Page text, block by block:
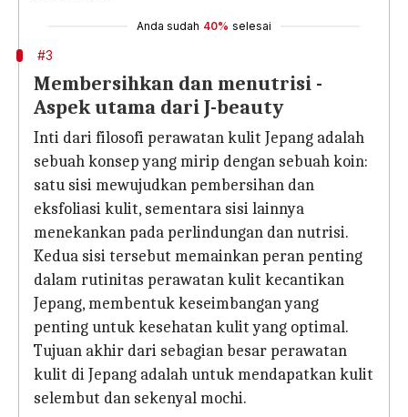
Anda sudah 40% selesai
#3
Membersihkan dan menutrisi -
Aspek utama dari J-beauty
Inti dari filosofi perawatan kulit Jepang adalah
sebuah konsep yang mirip dengan sebuah koin:
satu sisi mewujudkan pembersihan dan
eksfoliasi kulit, sementara sisi lainnya
menekankan pada perlindungan dan nutrisi.
Kedua sisi tersebut memainkan peran penting
dalam rutinitas perawatan kulit kecantikan
Jepang, membentuk keseimbangan yang
penting untuk kesehatan kulit yang optimal.
Tujuan akhir dari sebagian besar perawatan
kulit di Jepang adalah untuk mendapatkan kulit
selembut dan sekenyal mochi.